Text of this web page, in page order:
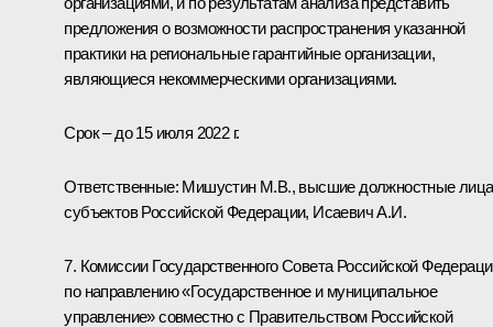
предложения о возможности распространения указанной
практики на региональные гарантийные организации,
являющиеся некоммерческими организациями.
Срок – до 15 июля 2022 г.
Ответственные: Мишустин М.В., высшие должностные лица
субъектов Российской Федерации, Исаевич А.И.
7. Комиссии Государственного Совета Российской
по направлению «Государственное и муниципальное
управление» совместно с Правительством Российской